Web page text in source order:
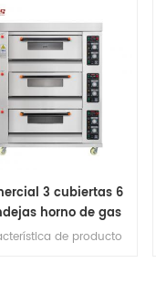
longitud de pan
3.Capacidad de
200-300pcs / h.
motor de cobre en el
Plataforma de 5,1 mm
de espesor de acero
6.espesor de corte:
12 mm
3 cubiertas 6
horno de gas
de producto